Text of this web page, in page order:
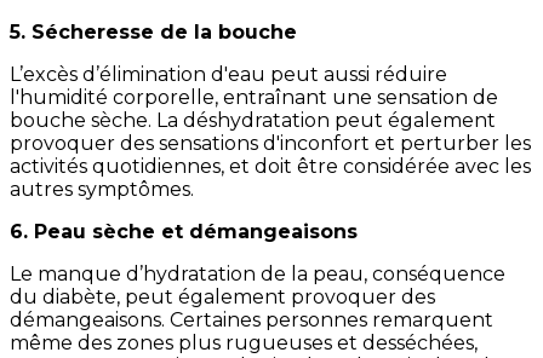
5. Sécheresse de la bouche
L’excès d’élimination d'eau peut aussi réduire
l'humidité corporelle, entraînant une sensation de
bouche sèche. La déshydratation peut également
provoquer des sensations d'inconfort et perturber les
activités quotidiennes, et doit être considérée avec les
autres symptômes.
6. Peau sèche et démangeaisons
Le manque d’hydratation de la peau, conséquence
du diabète, peut également provoquer des
démangeaisons. Certaines personnes remarquent
même des zones plus rugueuses et desséchées,